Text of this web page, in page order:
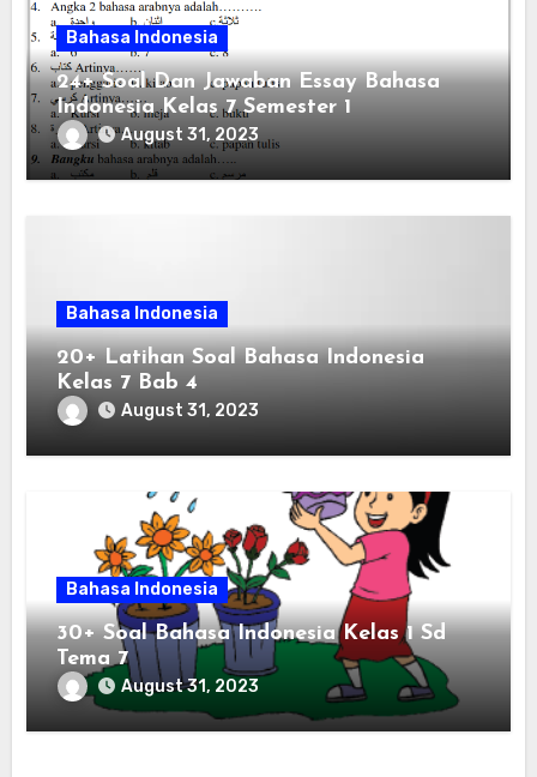
Bahasa Indonesia
24+ Soal Dan Jawaban Essay Bahasa
Indonesia Kelas 7 Semester 1
August 31, 2023
Bahasa Indonesia
20+ Latihan Soal Bahasa Indonesia
Kelas 7 Bab 4
August 31, 2023
Bahasa Indonesia
30+ Soal Bahasa Indonesia Kelas 1 Sd
Tema 7
August 31, 2023